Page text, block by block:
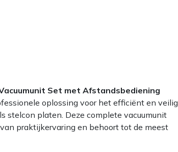
Set met Afstandsbediening
oplossing voor het efficiënt en veilig
stelcon platen. Deze complete vacuumunit
praktijkervaring en behoort tot de meest